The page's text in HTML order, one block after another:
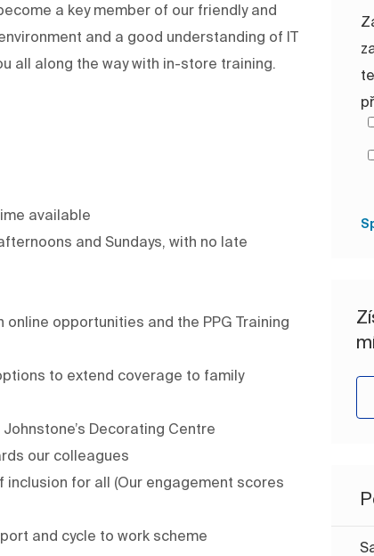
a key member of our friendly and
and a good understanding of IT
all along the way with in-store training.
available
and Sundays, with no late
opportunities and the PPG Training
to extend coverage to family
Decorating Centre
our colleagues
for all (Our engagement scores
and cycle to work scheme